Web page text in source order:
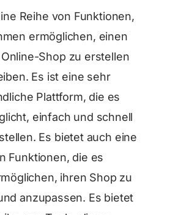
Reihe von Funktionen,
ermöglichen, einen
Shop zu erstellen
Es ist eine sehr
Plattform, die es
einfach und schnell
Es bietet auch eine
Funktionen, die es
ihren Shop zu
anzupassen. Es bietet